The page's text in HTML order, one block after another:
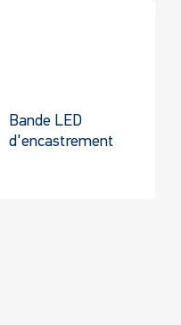
Bande LED
d'encastrement